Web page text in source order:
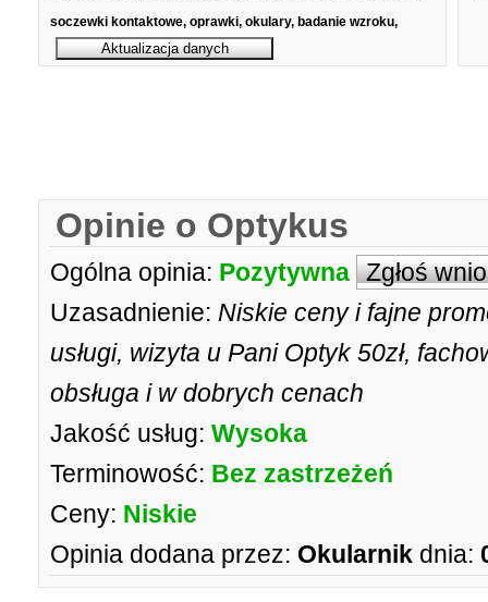
soczewki kontaktowe, oprawki, okulary, badanie wzroku,
Opinie o Optykus
Ogólna opinia: Pozytywna Zgłoś
Uzasadnienie: Niskie ceny i fajne
usługi, wizyta u Pani Optyk 50zł,
obsługa i w dobrych cenach
Jakość usług: Wysoka
Terminowość: Bez zastrzeżeń
Ceny: Niskie
Opinia dodana przez: Okularnik dnia: